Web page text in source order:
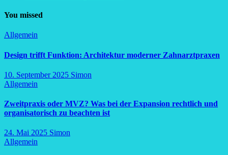
You missed
Allgemein
Design trifft Funktion: Architektur moderner Zahnarztpraxen
10. September 2025 Simon
Allgemein
Zweitpraxis oder MVZ? Was bei der Expansion rechtlich und
organisatorisch zu beachten ist
24. Mai 2025 Simon
Allgemein